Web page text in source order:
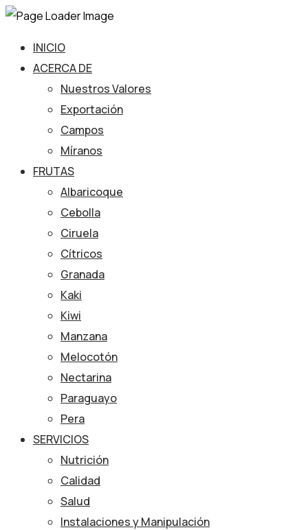
INICIO
ACERCA DE
Nuestros Valores
Exportación
Campos
Míranos
FRUTAS
Albaricoque
Cebolla
Ciruela
Cítricos
Granada
Kaki
Kiwi
Manzana
Melocotón
Nectarina
Paraguayo
Pera
SERVICIOS
Nutrición
Calidad
Salud
Instalaciones y Manipulación